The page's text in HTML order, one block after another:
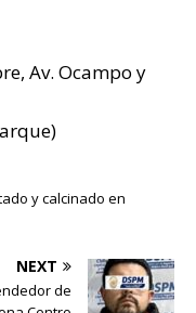
Av. Ocampo y
y calcinado en
NEXT
de